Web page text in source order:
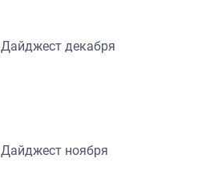
Дайджест декабря
Дайджест ноября